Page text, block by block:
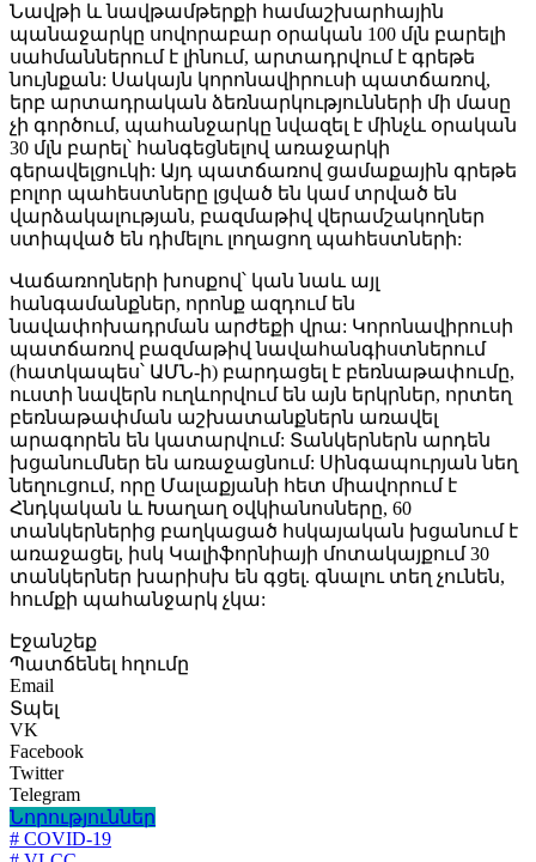
Նավթի և նավթամթերքի համաշխարհային
պանաջարկը սովորաբար օրական 100 մլն բարելի
սահմաններում է լինում, արտադրվում է գրեթե
նույնքան: Սակայն կորոնավիրուսի պատճառով,
երբ արտադրական ձեռնարկությունների մի մասը
չի գործում, պահանջարկը նվազել է մինչև օրական
30 մլն բարել՝ հանգեցնելով առաջարկի
գերավելցուկի: Այդ պատճառով ցամաքային գրեթե
բոլոր պահեստները լցված են կամ տրված են
վարձակալության, բազմաթիվ վերամշակողներ
ստիպված են դիմելու լողացող պահեստների:
Վաճառողների խոսքով՝ կան նաև այլ
հանգամանքներ, որոնք ազդում են
նավափոխադրման արժեքի վրա: Կորոնավիրուսի
պատճառով բազմաթիվ նավահանգիստներում
(հատկապես՝ ԱՄՆ-ի) բարդացել է բեռնաթափումը,
ուստի նավերն ուղևորվում են այն երկրներ, որտեղ
բեռնաթափման աշխատանքներն առավել
արագորեն են կատարվում: Տանկերներն արդեն
խցանումներ են առաջացնում: Սինգապուրյան նեղ
նեղուցում, որը Մալաքյանի հետ միավորում է
Հնդկական և Խաղաղ օվկիանոսները, 60
տանկերներից բաղկացած հսկայական խցանում է
առաջացել, իսկ Կալիֆորնիայի մոտակայքում 30
տանկերներ խարիսխ են գցել. գնալու տեղ չունեն,
հումքի պահանջարկ չկա:
Էջանշեք
Պատճենել հղումը
Email
Տպել
VK
Facebook
Twitter
Telegram
Նորություններ
# COVID-19